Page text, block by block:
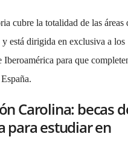
cubre la totalidad de las áreas
está dirigida en exclusiva a los
Iberoamérica para que
Carolina: becas
para estudiar en